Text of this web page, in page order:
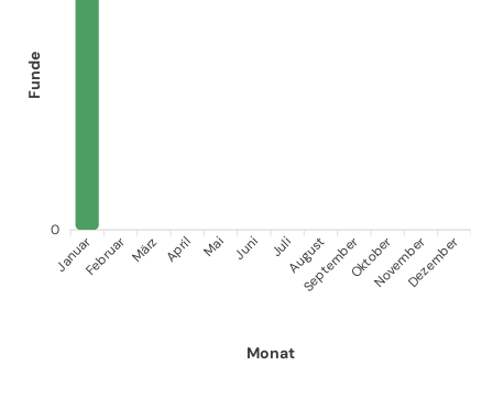
0
Funde
JanuarFebruar März April Mai Juni JuliAugust
SeptemberOktoberNovemberDezember
Monat